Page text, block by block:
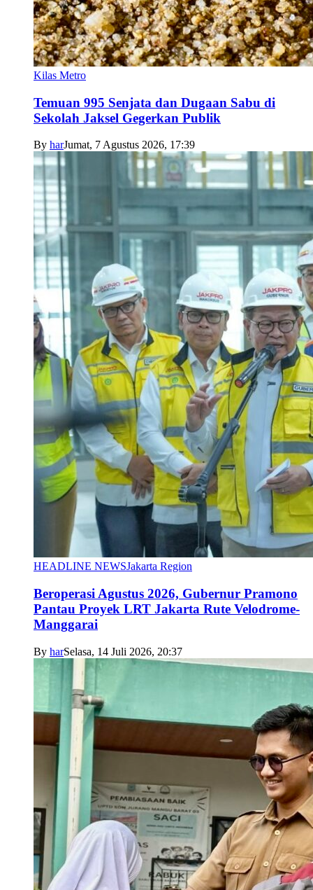
Kilas Metro
Temuan 995 Senjata dan Dugaan Sabu di
Sekolah Jaksel Gegerkan Publik
By harJumat, 7 Agustus 2026, 17:39
HEADLINE NEWSJakarta Region
Beroperasi Agustus 2026, Gubernur Pramono
Pantau Proyek LRT Jakarta Rute Velodrome-
Manggarai
By harSelasa, 14 Juli 2026, 20:37